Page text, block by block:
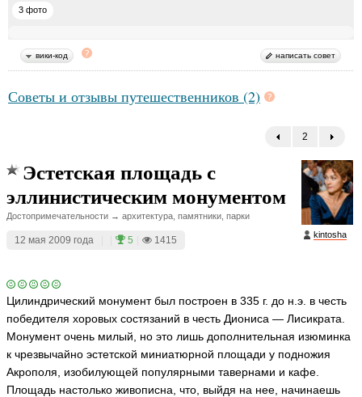
3 фото
вики-код написать совет
Советы и отзывы путешественников (2)
2
kintosha
Эстетская площадь с
эллинистическим монументом
Достопримечательности → архитектура, памятники, парки
12 мая 2009 года 5 1415
Цилиндрический монумент был построен в 335 г. до н.э. в честь
победителя хоровых состязаний в честь Диониса — Лисикрата.
Монумент очень милый, но это лишь дополнительная изюминка
к чрезвычайно эстетской миниатюрной площади у подножия
Акрополя, изобилующей популярными тавернами и кафе.
Площадь настолько живописна, что, выйдя на нее, начинаешь